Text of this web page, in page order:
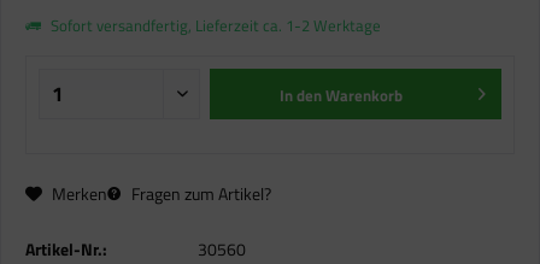
Sofort versandfertig, Lieferzeit ca. 1-2 Werktage
In denWarenkorb
Merken Fragen zum Artikel?
Artikel-Nr.: 30560